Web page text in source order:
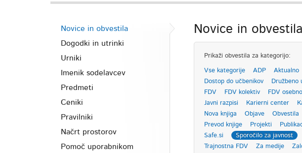
Novice in obvestila
Dogodki in utrinki
Urniki
Imenik sodelavcev
Predmeti
Ceniki
Pravilniki
Načrt prostorov
Pomoč uporabnikom
Novice in obvestila
Prikaži obvestila za kategorijo:
Vse kategorije ADP Aktualno
Dostop do učbenikov
Družbeno
FDV
FDV kolektiv FDV osebno
Javni razpisi
Karierni center
Nova knjiga
Objave Obvestila
Prevod knjige
Projekti
Safe.si
Sporočilo za javnost
Trajnostna FDV
Za medije